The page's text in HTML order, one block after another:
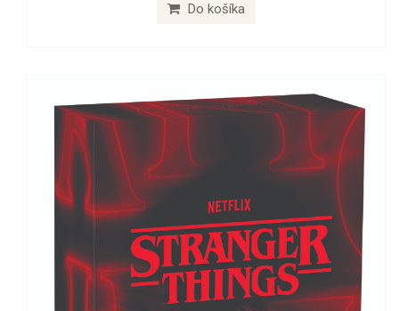
Do košíka